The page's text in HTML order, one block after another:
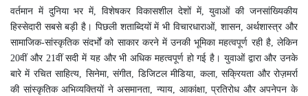
वर्तमान में दुनिया भर में, विशेषकर विकासशील देशों में, युवाओं की जनसांख्यिकीय
हिस्सेदारी सबसे बड़ी है। पिछली शताब्दियों में भी विचारधाराओं, शासन, अर्थशास्त्र और
सामाजिक-सांस्कृतिक संदर्भों को साकार करने में उनकी भूमिका महत्वपूर्ण रही है, लेकिन
20वीं और 21वीं सदी में यह और भी अधिक महत्वपूर्ण हो गई है। युवाओं द्वारा और उनके
बारे में रचित साहित्य, सिनेमा, संगीत, डिजिटल मीडिया, कला, सक्रियता और रोज़मर्रा
की सांस्कृतिक अभिव्यक्तियों ने असमानता, न्याय, आकांक्षा, प्रतिरोध और अपनेपन के